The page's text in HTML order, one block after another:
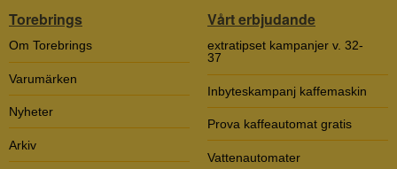
Torebrings
Om Torebrings
Varumärken
Nyheter
Arkiv
Vårt erbjudande
extratipset kampanjer v. 32-
37
Inbyteskampanj kaffemaskin
Prova kaffeautomat gratis
Vattenautomater